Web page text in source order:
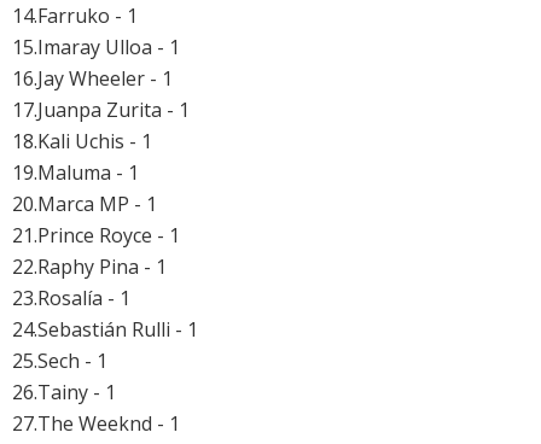
14.Farruko - 1
15.Imaray Ulloa - 1
16.Jay Wheeler - 1
17.Juanpa Zurita - 1
18.Kali Uchis - 1
19.Maluma - 1
20.Marca MP - 1
21.Prince Royce - 1
22.Raphy Pina - 1
23.Rosalía - 1
24.Sebastián Rulli - 1
25.Sech - 1
26.Tainy - 1
27.The Weeknd - 1